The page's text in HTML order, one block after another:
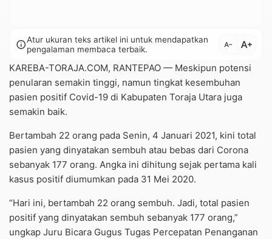
infoAtur ukuran teks artikel ini untuk mendapatkan
pengalaman membaca terbaik.
text_decrease text_increase
KAREBA-TORAJA.COM, RANTEPAO — Meskipun potensi
penularan semakin tinggi, namun tingkat kesembuhan
pasien positif Covid-19 di Kabupaten Toraja Utara juga
semakin baik.
Bertambah 22 orang pada Senin, 4 Januari 2021, kini total
pasien yang dinyatakan sembuh atau bebas dari Corona
sebanyak 177 orang. Angka ini dihitung sejak pertama kali
kasus positif diumumkan pada 31 Mei 2020.
“Hari ini, bertambah 22 orang sembuh. Jadi, total pasien
positif yang dinyatakan sembuh sebanyak 177 orang,”
ungkap Juru Bicara Gugus Tugas Percepatan Penanganan